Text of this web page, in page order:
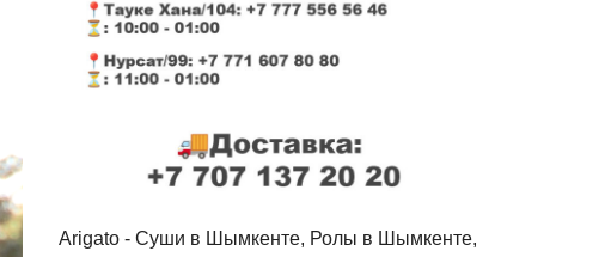
Arigato - Cуши в Шымкенте, Ролы в Шымкенте,